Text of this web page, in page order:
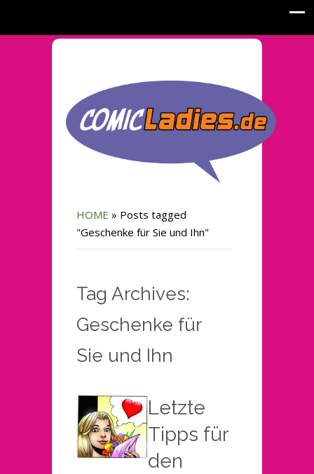
HOME » Posts tagged
"Geschenke für Sie und Ihn"
Tag Archives:
Geschenke für
Sie und Ihn
Letzte
Tipps für
den